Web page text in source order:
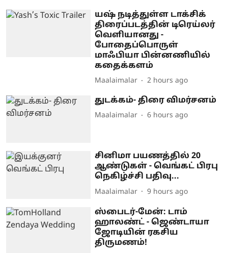
யஷ் நடித்துள்ள டாக்சிக்
திரைப்படத்தின் டிரெய்லர்
வெளியானது -
போதைப்பொருள்
மாஃபியா பின்னணியில்
கதைக்களம்
Maalaimalar 2 hours ago
துடக்கம்- திரை விமர்சனம்
Maalaimalar 6 hours ago
சினிமா பயணத்தில் 20
ஆண்டுகள் - வெங்கட் பிரபு
நெகிழ்ச்சி பதிவு...
Maalaimalar 9 hours ago
ஸ்பைடர்-மேன்: டாம்
ஹாலண்ட் - ஜெண்டாயா
ஜோடியின் ரகசிய
திருமணம்!